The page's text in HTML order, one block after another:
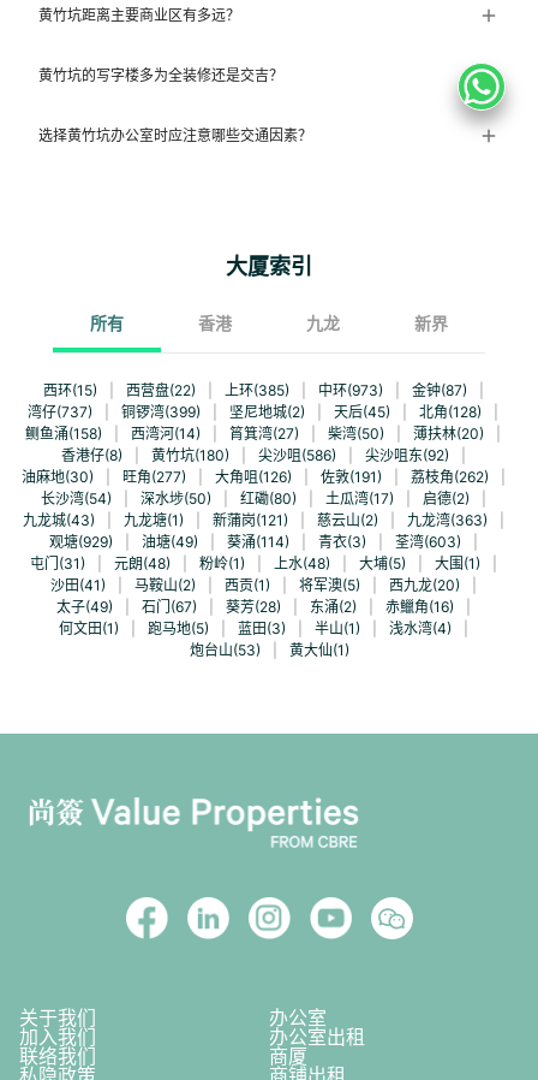
黄竹坑距离主要商业区有多远？
黄竹坑的写字楼多为全装修还是交吉？
选择黄竹坑办公室时应注意哪些交通因素？
大厦索引
所有 香港 九龙 新界
西环(15) 西营盘(22) 上环(385) 中环(973) 金钟(87)
湾仔(737)
铜锣湾(399) 坚尼地城(2) 天后(45) 北角(128)
鲗鱼涌(158)
西湾河(14) 筲箕湾(27) 柴湾(50) 薄扶林(20)
香港仔(8)
黄竹坑(180) 尖沙咀(586) 尖沙咀东(92)
油麻地(30)
旺角(277) 大角咀(126) 佐敦(191) 荔枝角(262)
长沙湾(54)
深水埗(50) 红磡(80) 土瓜湾(17) 启德(2)
九龙城(43)
九龙塘(1) 新蒲岗(121) 慈云山(2) 九龙湾(363)
观塘(929)
油塘(49) 葵涌(114) 青衣(3) 荃湾(603)
屯门(31)
元朗(48) 粉岭(1) 上水(48) 大埔(5) 大围(1)
沙田(41)
马鞍山(2) 西贡(1) 将军澳(5) 西九龙(20)
太子(49)
石门(67) 葵芳(28) 东涌(2) 赤鱲角(16)
何文田(1)
跑马地(5) 蓝田(3) 半山(1) 浅水湾(4)
炮台山(53)
黄大仙(1)
关于我们 办公室
加入我们 办公室出租
联络我们 商厦